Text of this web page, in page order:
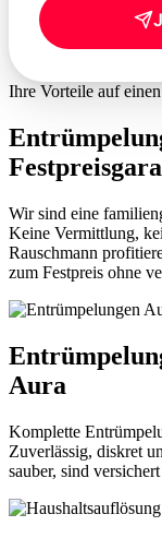
Ihre Vorteile auf
Wir sind eine
Keine Vermittlung,
Rauschmann
zum Festpreis ohne
Aura
Komplette
Zuverlässig, diskret
sauber, sind